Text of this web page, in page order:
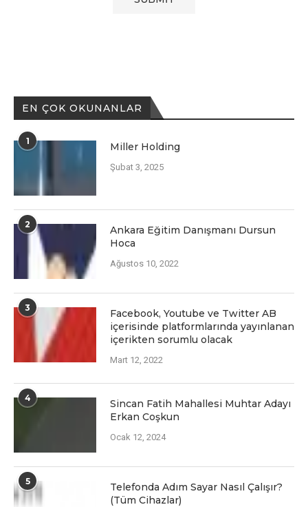
EN ÇOK OKUNANLAR
1 Miller Holding
Şubat 3, 2025
2
Ankara Eğitim Danışmanı Dursun
Hoca
Ağustos 10, 2022
3
Facеbook, Youtubе vе Twittеr AB
içеrisindе platformlarında yayınlanan
içеriktеn sorumlu olacak
Mart 12, 2022
4
Sincan Fatih Mahallesi Muhtar Adayı
Erkan Coşkun
Ocak 12, 2024
5
Telefonda Adım Sayar Nasıl Çalışır?
(Tüm Cihazlar)